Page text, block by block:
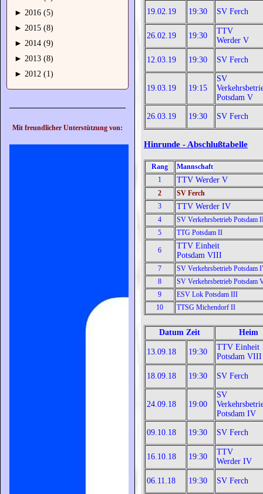
► 2016 (5)
► 2015 (8)
► 2014 (9)
► 2013 (8)
► 2012 (1)
Mit freundlicher Unterstützung von:
19.02.19 19:30 SV Ferch
26.02.19 19:30
TTV
Werder V
12.03.19 19:30 SV Ferch
19.03.19 19:15
SV
Potsdam V
26.03.19 19:30 SV Ferch
Hinrunde - Abschlußtabelle
Rang
Mannschaft
1
TTV Werder V
2
SV Ferch
3
TTV Werder IV
4
SV Verkehrsbetrieb Potsdam
5
TTG Potsdam II
6
TTV Einheit
Potsdam VIII
7
SV Verkehrsbetrieb Potsdam
8
SV Verkehrsbetrieb Potsdam
9
ESV Lok Potsdam III
10
TTSG Michendorf II
Datum Zeit Heim
13.09.18 19:30
TTV Einheit
Potsdam VIII
18.09. 18 19:30 SV Ferch
24.09.18 19:00
SV
Potsdam IV
09.10.18 19:30 SV Ferch
16.10.18 19:30
TTV
Werder IV
06.11.18 19:30 SV Ferch